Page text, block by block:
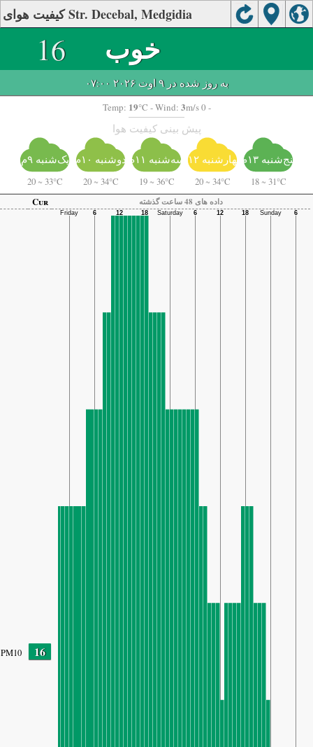
کیفیت هوای Str. Decebal, Medgidia
16 خوب
به روز شده در ۹ اوت ۲۰۲۶ ۰۷:۰۰
Temp: 19°C - Wind: 3m/s 0 -
پیش بینی کیفیت هوا
یک‌شنبه ۹م
20 ~ 33°C
دوشنبه ۱۰م
20 ~ 34°C
سه‌شنبه ۱۱م
19 ~ 36°C
چهارشنبه ۱۲م
20 ~ 34°C
پنج‌شنبه ۱۳م
18 ~ 31°C
Cur
داده های 48 ساعت گذشته
PM10 16